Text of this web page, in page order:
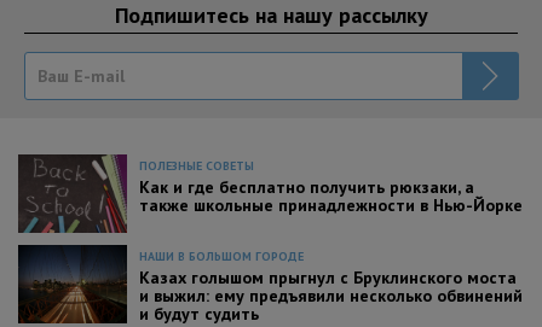
Подпишитесь на нашу рассылку
ПОЛЕЗНЫЕ СОВЕТЫ
Как и где бесплатно получить рюкзаки, а
также школьные принадлежности в Нью-Йорке
НАШИ В БОЛЬШОМ ГОРОДЕ
Казах голышом прыгнул с Бруклинского моста
и выжил: ему предъявили несколько обвинений
и будут судить